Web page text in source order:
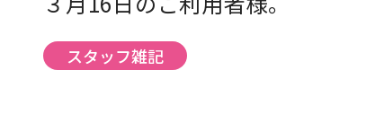
スタッフ雑記